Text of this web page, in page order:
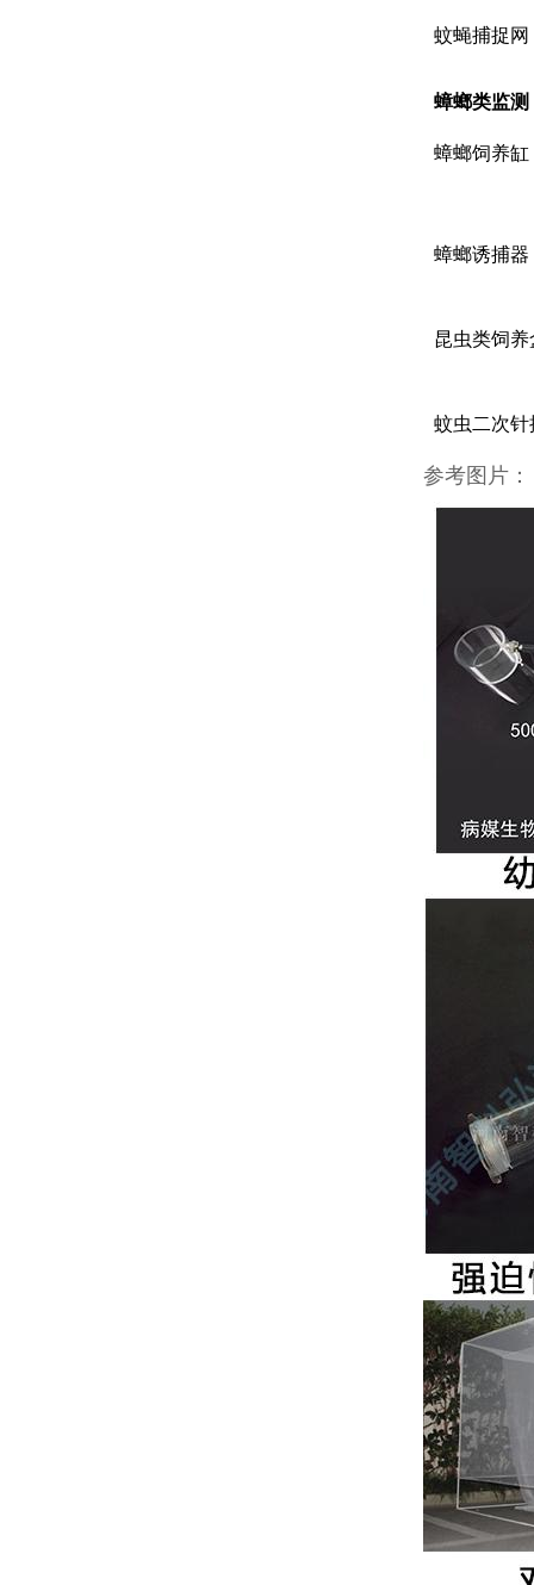
蚊蝇捕捉网
蟑螂类监测
蟑螂饲养缸
蟑螂诱捕器
昆虫类饲养
蚊虫二次针
参考图片：